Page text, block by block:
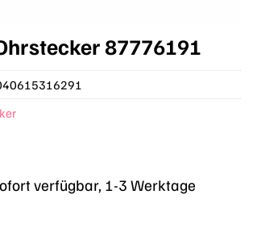
87776191
verfügbar, 1-3 Werktage